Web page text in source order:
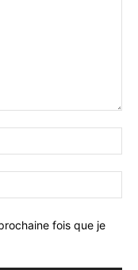
fois que je